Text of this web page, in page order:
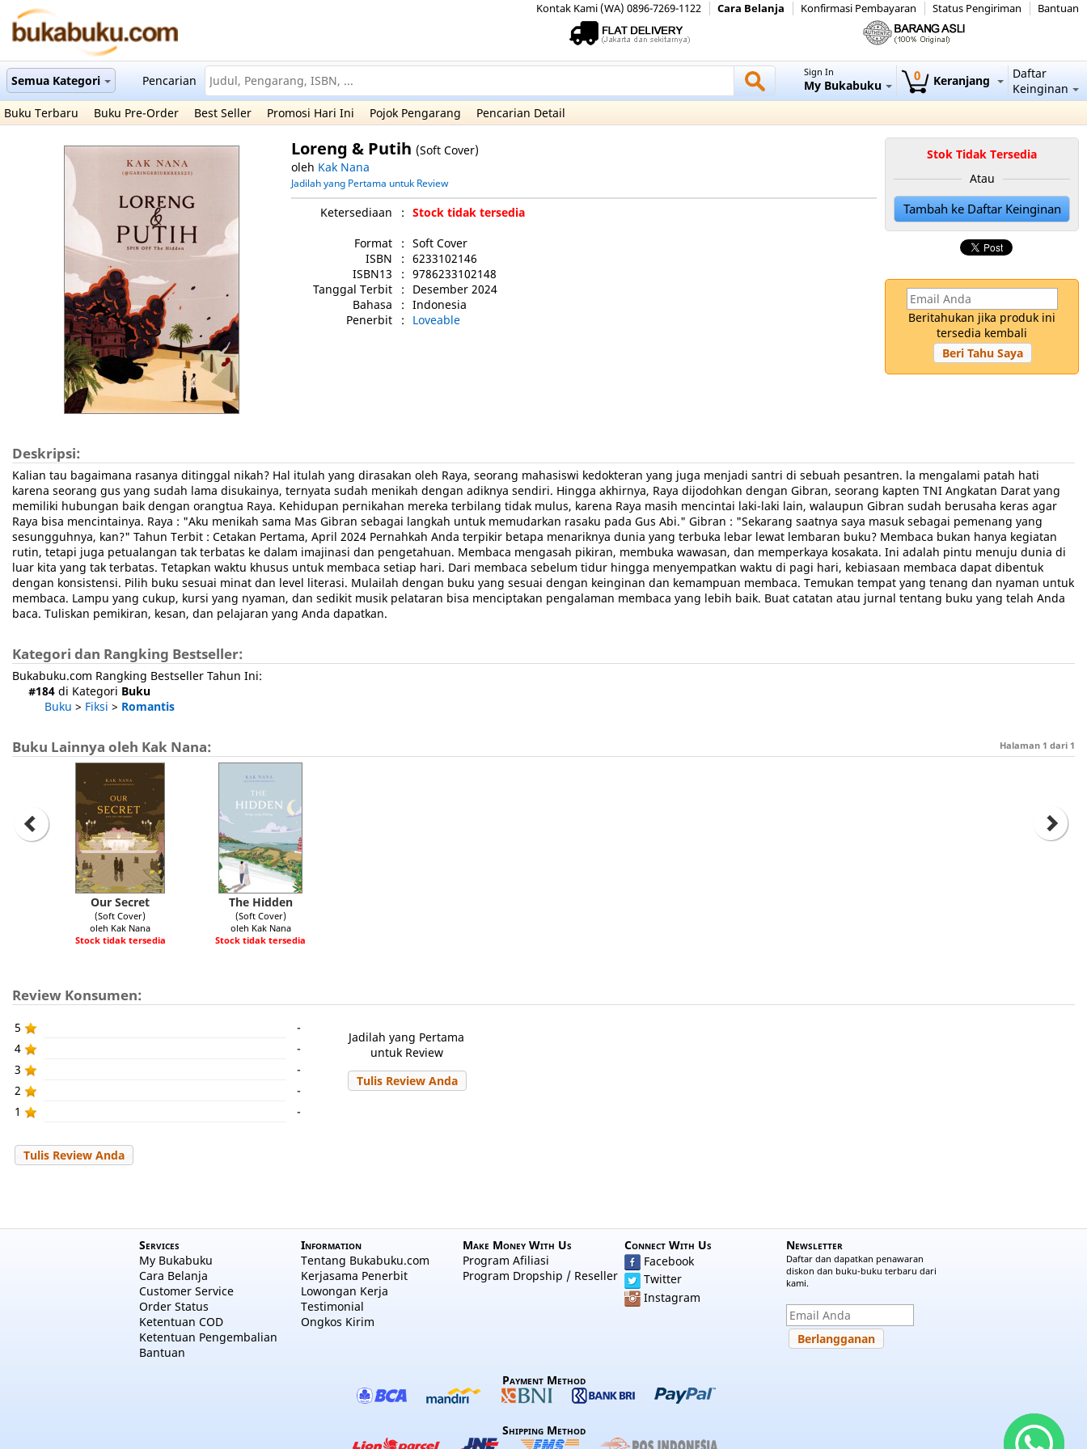
Kontak Kami (WA) 0896-7269-1122 Cara Belanja Konfirmasi Pembayaran Status Pengiriman Bantuan
Semua Kategori
Daftar
Keinginan
Pencarian 0 Keranjang
Sign In
My Bukabuku
Buku Terbaru
Buku Pre-Order Best Seller Promosi Hari Ini Pojok Pengarang Pencarian Detail
Stok Tidak Tersedia
Atau
Tambah ke Daftar Keinginan
Beritahukan jika produk ini
tersedia kembali
Beri Tahu Saya
Loreng & Putih (Soft Cover)
oleh Kak Nana
Jadilah yang Pertama untuk Review
Ketersediaan : Stock tidak tersedia
Format
: Soft Cover
ISBN
: 6233102146
ISBN13
: 9786233102148
Tanggal Terbit
:
Desember 2024
Bahasa
: Indonesia
Penerbit
: Loveable
Deskripsi:
Kalian tau bagaimana rasanya ditinggal nikah? Hal itulah yang dirasakan oleh Raya, seorang mahasiswi kedokteran yang juga menjadi santri di sebuah pesantren. la mengalami patah hati
karena seorang gus yang sudah lama disukainya, ternyata sudah menikah dengan adiknya sendiri. Hingga akhirnya, Raya dijodohkan dengan Gibran, seorang kapten TNI Angkatan Darat yang
memiliki hubungan baik dengan orangtua Raya. Kehidupan pernikahan mereka terbilang tidak mulus, karena Raya masih mencintai laki-laki lain, walaupun Gibran sudah berusaha keras agar
Raya bisa mencintainya. Raya : "Aku menikah sama Mas Gibran sebagai langkah untuk memudarkan rasaku pada Gus Abi." Gibran : "Sekarang saatnya saya masuk sebagai pemenang yang
sesungguhnya, kan?" Tahun Terbit : Cetakan Pertama, April 2024 Pernahkah Anda terpikir betapa menariknya dunia yang terbuka lebar lewat lembaran buku? Membaca bukan hanya kegiatan
rutin, tetapi juga petualangan tak terbatas ke dalam imajinasi dan pengetahuan. Membaca mengasah pikiran, membuka wawasan, dan memperkaya kosakata. Ini adalah pintu menuju dunia di
luar kita yang tak terbatas. Tetapkan waktu khusus untuk membaca setiap hari. Dari membaca sebelum tidur hingga menyempatkan waktu di pagi hari, kebiasaan membaca dapat dibentuk
dengan konsistensi. Pilih buku sesuai minat dan level literasi. Mulailah dengan buku yang sesuai dengan keinginan dan kemampuan membaca. Temukan tempat yang tenang dan nyaman untuk
membaca. Lampu yang cukup, kursi yang nyaman, dan sedikit musik pelataran bisa menciptakan pengalaman membaca yang lebih baik. Buat catatan atau jurnal tentang buku yang telah Anda
baca. Tuliskan pemikiran, kesan, dan pelajaran yang Anda dapatkan.
Kategori dan Rangking Bestseller:
Bukabuku.com Rangking Bestseller Tahun Ini:
#184 di Kategori Buku
Buku > Fiksi > Romantis
Buku Lainnya oleh Kak Nana: Halaman 1 dari 1
Our Secret
(Soft Cover)
oleh Kak Nana
Stock tidak tersedia
The Hidden
(Soft Cover)
oleh Kak Nana
Stock tidak tersedia
Review Konsumen:
5
-
4
-
3
-
2
-
1
-
Jadilah yang Pertama
untuk Review
Tulis Review Anda
Tulis Review Anda
Services
My Bukabuku
Cara Belanja
Customer Service
Order Status
Ketentuan COD
Ketentuan Pengembalian
Bantuan
Information
Tentang Bukabuku.com
Kerjasama Penerbit
Lowongan Kerja
Testimonial
Ongkos Kirim
Make Money With Us
Program Afiliasi
Program Dropship / Reseller
Connect With Us
Facebook
Twitter
Instagram
Newsletter
Daftar dan dapatkan penawaran
diskon dan buku-buku terbaru dari
kami.
Berlangganan
Payment Method
Shipping Method